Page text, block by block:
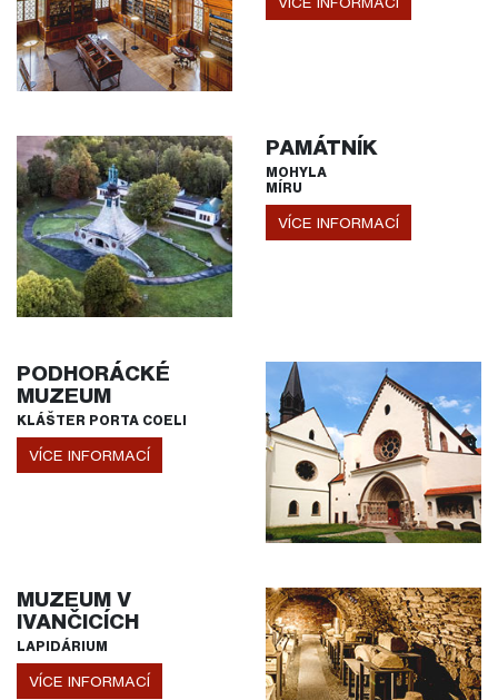
PAMÁTNÍK
MOHYLA
MÍRU
VÍCE INFORMACÍ
PODHORÁCKÉ
MUZEUM
KLÁŠTER PORTA COELI
VÍCE INFORMACÍ
MUZEUM V
IVANČICÍCH
LAPIDÁRIUM
VÍCE INFORMACÍ